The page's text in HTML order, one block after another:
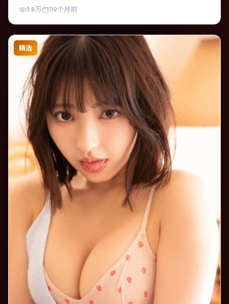
与细腻表演的观众。
3.8万 119个月前
精选